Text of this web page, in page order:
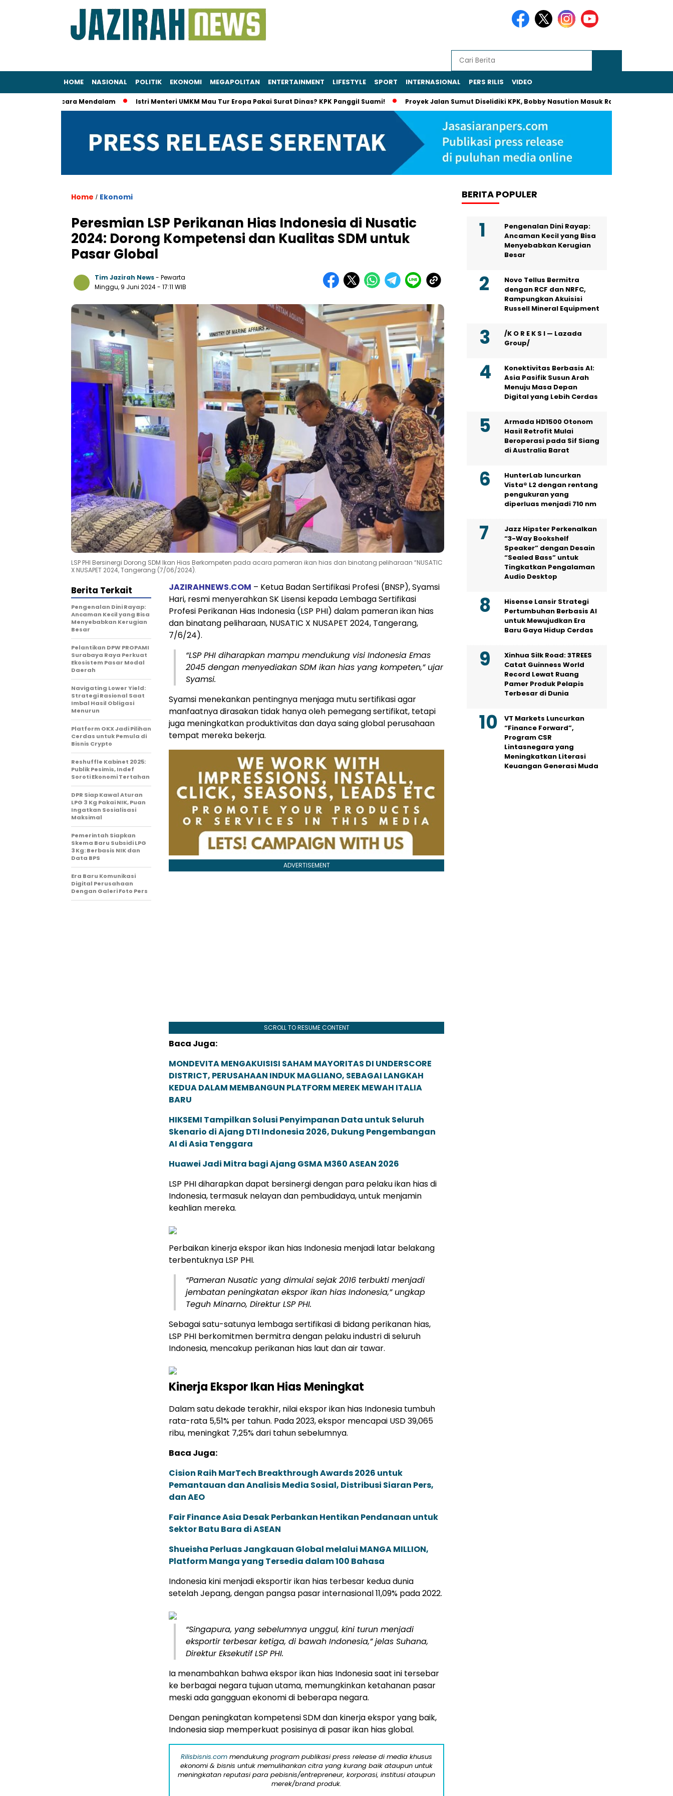
HOME NASIONAL POLITIK EKONOMI MEGAPOLITAN ENTERTAINMENT LIFESTYLE SPORT INTERNASIONAL PERS RILIS VIDEO
KPK Secara Mendalam Istri Menteri UMKM Mau Tur Eropa Pakai Surat Dinas? KPK Panggil Suami! Proyek Jalan Sumut Diselidiki KPK, Bobby Nasution Masuk Radar Pemeriksaan
Home / Ekonomi
Peresmian LSP Perikanan Hias Indonesia di Nusatic
2024: Dorong Kompetensi dan Kualitas SDM untuk
Pasar Global
Tim Jazirah News- Pewarta
Minggu, 9 Juni 2024- 17:11 WIB
LSP PHI Bersinergi Dorong SDM Ikan Hias Berkompeten pada acara pameran ikan hias dan binatang peliharaan “NUSATIC
X NUSAPET 2024, Tangerang (7/06/2024).
JAZIRAHNEWS.COM – Ketua Badan Sertifikasi Profesi (BNSP), Syamsi
Hari, resmi menyerahkan SK Lisensi kepada Lembaga Sertifikasi
Profesi Perikanan Hias Indonesia (LSP PHI) dalam pameran ikan hias
dan binatang peliharaan, NUSATIC X NUSAPET 2024, Tangerang,
7/6/24).
“LSP PHI diharapkan mampu mendukung visi Indonesia Emas
2045 dengan menyediakan SDM ikan hias yang kompeten,” ujar
Syamsi.
Syamsi menekankan pentingnya menjaga mutu sertifikasi agar
manfaatnya dirasakan tidak hanya oleh pemegang sertifikat, tetapi
juga meningkatkan produktivitas dan daya saing global perusahaan
tempat mereka bekerja.
ADVERTISEMENT
SCROLL TO RESUME CONTENT
Baca Juga:
MONDEVITA MENGAKUISISI SAHAM MAYORITAS DI UNDERSCORE
DISTRICT, PERUSAHAAN INDUK MAGLIANO, SEBAGAI LANGKAH
KEDUA DALAM MEMBANGUN PLATFORM MEREK MEWAH ITALIA
BARU
HIKSEMI Tampilkan Solusi Penyimpanan Data untuk Seluruh
Skenario di Ajang DTI Indonesia 2026, Dukung Pengembangan
AI di Asia Tenggara
Huawei Jadi Mitra bagi Ajang GSMA M360 ASEAN 2026
LSP PHI diharapkan dapat bersinergi dengan para pelaku ikan hias di
Indonesia, termasuk nelayan dan pembudidaya, untuk menjamin
keahlian mereka.
Perbaikan kinerja ekspor ikan hias Indonesia menjadi latar belakang
terbentuknya LSP PHI.
“Pameran Nusatic yang dimulai sejak 2016 terbukti menjadi
jembatan peningkatan ekspor ikan hias Indonesia,” ungkap
Teguh Minarno, Direktur LSP PHI.
Sebagai satu-satunya lembaga sertifikasi di bidang perikanan hias,
LSP PHI berkomitmen bermitra dengan pelaku industri di seluruh
Indonesia, mencakup perikanan hias laut dan air tawar.
Kinerja Ekspor Ikan Hias Meningkat
Dalam satu dekade terakhir, nilai ekspor ikan hias Indonesia tumbuh
rata-rata 5,51% per tahun. Pada 2023, ekspor mencapai USD 39,065
ribu, meningkat 7,25% dari tahun sebelumnya.
Baca Juga:
Cision Raih MarTech Breakthrough Awards 2026 untuk
Pemantauan dan Analisis Media Sosial, Distribusi Siaran Pers,
dan AEO
Fair Finance Asia Desak Perbankan Hentikan Pendanaan untuk
Sektor Batu Bara di ASEAN
Shueisha Perluas Jangkauan Global melalui MANGA MILLION,
Platform Manga yang Tersedia dalam 100 Bahasa
Indonesia kini menjadi eksportir ikan hias terbesar kedua dunia
setelah Jepang, dengan pangsa pasar internasional 11,09% pada 2022.
“Singapura, yang sebelumnya unggul, kini turun menjadi
eksportir terbesar ketiga, di bawah Indonesia,” jelas Suhana,
Direktur Eksekutif LSP PHI.
Ia menambahkan bahwa ekspor ikan hias Indonesia saat ini tersebar
ke berbagai negara tujuan utama, memungkinkan ketahanan pasar
meski ada gangguan ekonomi di beberapa negara.
Dengan peningkatan kompetensi SDM dan kinerja ekspor yang baik,
Indonesia siap memperkuat posisinya di pasar ikan hias global.
Rilisbisnis.com mendukung program publikasi press release di media khusus
ekonomi & bisnis untuk memulihankan citra yang kurang baik ataupun untuk
meningkatan reputasi para pebisnis/entrepreneur, korporasi, institusi ataupun
merek/brand produk.
Berita Terkait
Pengenalan Dini Rayap:
Ancaman Kecil yang Bisa
Menyebabkan Kerugian
Besar
Pelantikan DPW PROPAMI
Surabaya Raya Perkuat
Ekosistem Pasar Modal
Daerah
Navigating Lower Yield:
Strategi Rasional Saat
Imbal Hasil Obligasi
Menurun
Platform OKX Jadi Pilihan
Cerdas untuk Pemula di
Bisnis Crypto
Reshuffle Kabinet 2025:
Publik Pesimis, Indef
Soroti Ekonomi Tertahan
DPR Siap Kawal Aturan
LPG 3 Kg Pakai NIK, Puan
Ingatkan Sosialisasi
Maksimal
Pemerintah Siapkan
Skema Baru Subsidi LPG
3 Kg: Berbasis NIK dan
Data BPS
Era Baru Komunikasi
Digital Perusahaan
Dengan Galeri Foto Pers
BERITA POPULER
Pengenalan Dini Rayap:
Ancaman Kecil yang Bisa
Menyebabkan Kerugian
Besar
Novo Tellus Bermitra
dengan RCF dan NRFC,
Rampungkan Akuisisi
Russell Mineral Equipment
/K O R E K S I — Lazada
Group/
Konektivitas Berbasis AI:
Asia Pasifik Susun Arah
Menuju Masa Depan
Digital yang Lebih Cerdas
Armada HD1500 Otonom
Hasil Retrofit Mulai
Beroperasi pada Sif Siang
di Australia Barat
HunterLab luncurkan
Vista® L2 dengan rentang
pengukuran yang
diperluas menjadi 710 nm
Jazz Hipster Perkenalkan
“3-Way Bookshelf
Speaker” dengan Desain
“Sealed Bass” untuk
Tingkatkan Pengalaman
Audio Desktop
Hisense Lansir Strategi
Pertumbuhan Berbasis AI
untuk Mewujudkan Era
Baru Gaya Hidup Cerdas
Xinhua Silk Road: 3TREES
Catat Guinness World
Record Lewat Ruang
Pamer Produk Pelapis
Terbesar di Dunia
VT Markets Luncurkan
“Finance Forward”,
Program CSR
Lintasnegara yang
Meningkatkan Literasi
Keuangan Generasi Muda